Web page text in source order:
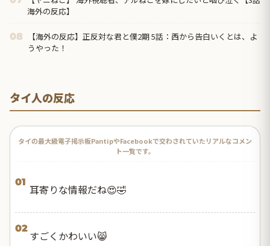
海外の反応】
08
【海外の反応】正反対な君と僕2期 5話：西から告白いくとは、よ
うやった！
タイ人の反応
タイの最大級電子掲示板PantipやFacebookで交わされていたリアルなコメン
ト一覧です。
01
耳寄りな情報だね😍🤣
02
すごくかわいい😸